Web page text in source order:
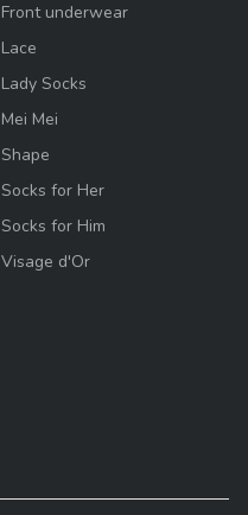
Front underwear
Lace
Lady Socks
Mei Mei
Shape
Socks for Her
Socks for Him
Visage d'Or